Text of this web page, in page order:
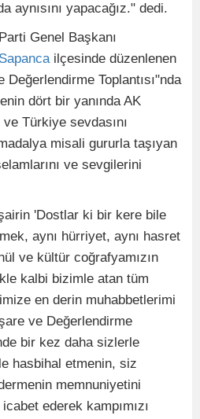
aynısını yapacağız." dedi.
Genel Başkanı
Sapancailçesinde düzenlenen
Toplantısı"nda
dört bir yanında AK
Türkiye sevdasını
misali gururla taşıyan
ve sevgilerini
'Dostlar ki bir kere bile
aynı hürriyet, aynı hasret
ve kültür coğrafyamızın
kalbi bizimle atan tüm
en derin muhabbetlerimi
ve Değerlendirme
bir kez daha sizlerle
hasbihal etmenin, siz
memnuniyetini
ederek kampımızı